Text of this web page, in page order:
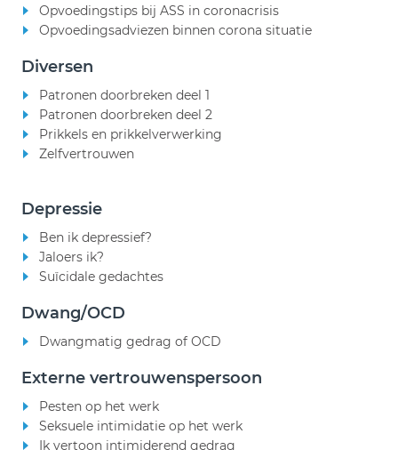
Opvoedingstips bij ASS in coronacrisis
Opvoedingsadviezen binnen corona situatie
Diversen
Patronen doorbreken deel 1
Patronen doorbreken deel 2
Prikkels en prikkelverwerking
Zelfvertrouwen
Depressie
Ben ik depressief?
Jaloers ik?
Suïcidale gedachtes
Dwang/OCD
Dwangmatig gedrag of OCD
Externe vertrouwenspersoon
Pesten op het werk
Seksuele intimidatie op het werk
Ik vertoon intimiderend gedrag